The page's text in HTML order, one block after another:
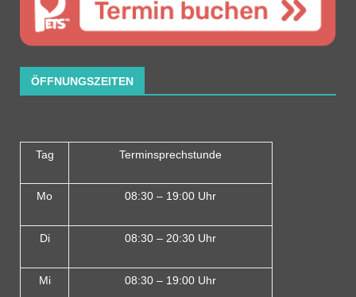
ÖFFNUNGSZEITEN
Tag Terminsprechstunde
Mo 08:30 – 19:00 Uhr
Di 08:30 – 20:30 Uhr
Mi 08:30 – 19:00 Uhr